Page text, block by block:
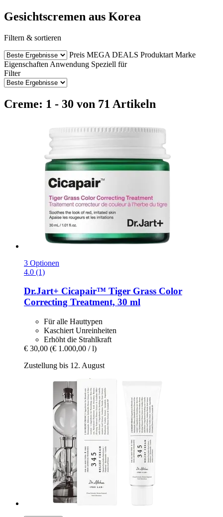
Gesichtscremen aus Korea
Filtern & sortieren
Preis MEGA DEALS Produktart Marke
Eigenschaften Anwendung Speziell für
Filter
Creme: 1 - 30 von 71 Artikeln
3 Optionen
4.0 (1)
Dr.Jart+ Cicapair™ Tiger Grass Color
Correcting Treatment, 30 ml
Für alle Hauttypen
Kaschiert Unreinheiten
Erhöht die Strahlkraft
€ 30,00 (€ 1.000,00 / l)
Zustellung bis 12. August